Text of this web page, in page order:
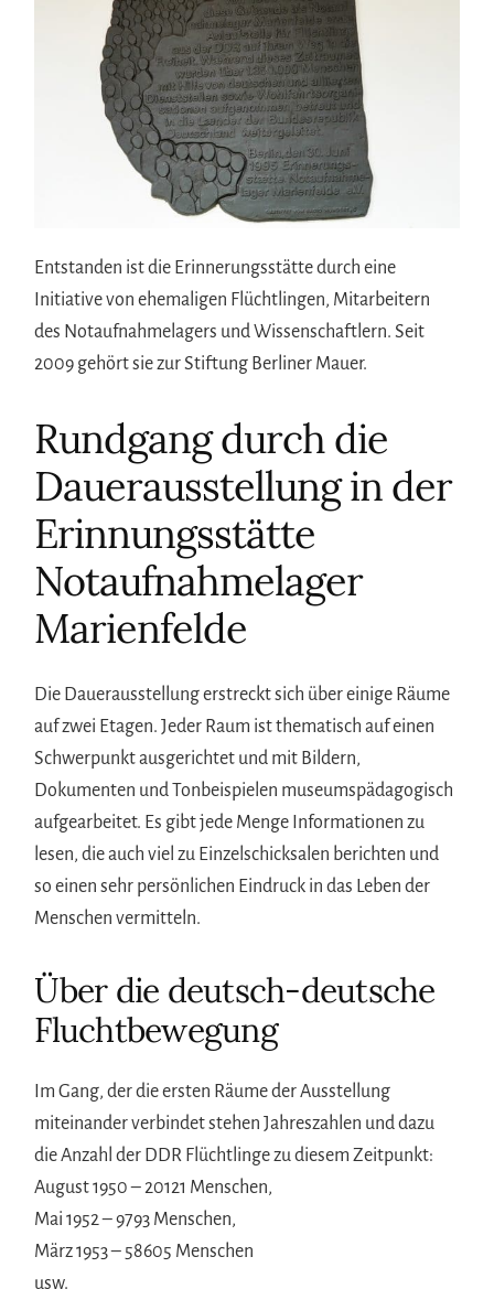
Entstanden ist die Erinnerungsstätte durch eine
Initiative von ehemaligen Flüchtlingen, Mitarbeitern
des Notaufnahmelagers und Wissenschaftlern. Seit
2009 gehört sie zur Stiftung Berliner Mauer.
Rundgang durch die
Dauerausstellung in der
Erinnungsstätte
Notaufnahmelager
Marienfelde
Die Dauerausstellung erstreckt sich über einige Räume
auf zwei Etagen. Jeder Raum ist thematisch auf einen
Schwerpunkt ausgerichtet und mit Bildern,
Dokumenten und Tonbeispielen museumspädagogisch
aufgearbeitet. Es gibt jede Menge Informationen zu
lesen, die auch viel zu Einzelschicksalen berichten und
so einen sehr persönlichen Eindruck in das Leben der
Menschen vermitteln.
Über die deutsch-deutsche
Fluchtbewegung
Im Gang, der die ersten Räume der Ausstellung
miteinander verbindet stehen Jahreszahlen und dazu
die Anzahl der DDR Flüchtlinge zu diesem Zeitpunkt:
August 1950 – 20121 Menschen,
Mai 1952 – 9793 Menschen,
März 1953 – 58605 Menschen
usw.